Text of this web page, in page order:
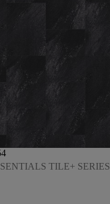
TILE+ SERIES